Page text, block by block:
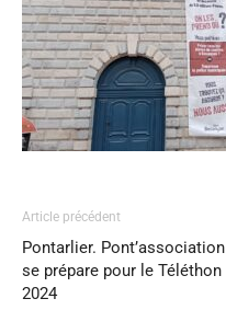
Article précédent
Pontarlier. Pont’association
se prépare pour le Téléthon
2024